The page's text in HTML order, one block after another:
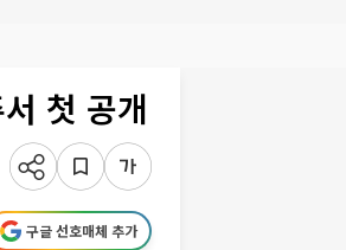
첫 공개
구글 선호매체 추가